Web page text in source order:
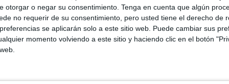
otorgar o negar su consentimiento. Tenga en cuenta que algún
no requerir de su consentimiento, pero usted tiene el derecho de
se aplicarán solo a este sitio web. Puede cambiar sus
momento volviendo a este sitio y haciendo clic en el botón
el requerimiento es específicamente para 2
-2 (cota +52,84) edificio central, 1 unidad plataforma
plataforma elevadora columna. Esto además del